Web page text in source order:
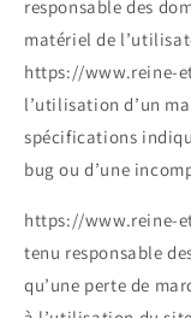
responsable des
matériel de
https://www.reine-
l’utilisation d’un
spécifications
bug ou d’une
https://www.reine-
tenu responsable
qu’une perte de